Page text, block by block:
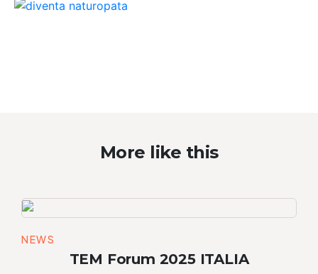
More like this
NEWS
TEM Forum 2025 ITALIA